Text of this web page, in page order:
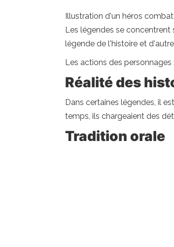
Illustration d'un héros
Les légendes se
légende de l'histoire et
Les actions des
Réalité des
Dans certaines légendes, il
temps, ils chargeaient des
Tradition orale